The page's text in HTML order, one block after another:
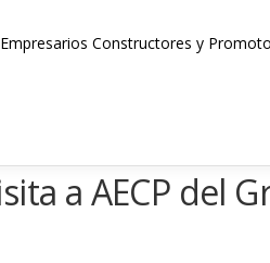
a AECP del